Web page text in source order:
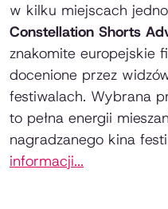
w kilku miejscach
Constellation Shorts
znakomite europejskie
docenione przez
festiwalach. Wybrana
to pełna energii
nagradzanego kina
informacji...